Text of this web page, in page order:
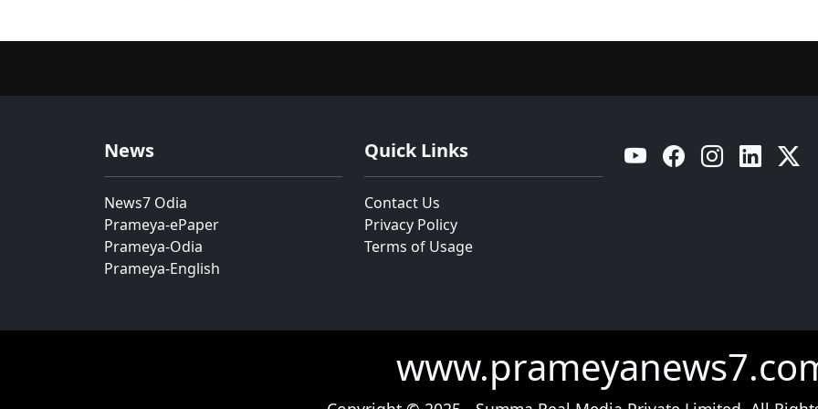
News
News7 Odia
Prameya-ePaper
Prameya-Odia
Prameya-English
Quick Links
Contact Us
Privacy Policy
Terms of Usage
YouTube Facebook Instagram